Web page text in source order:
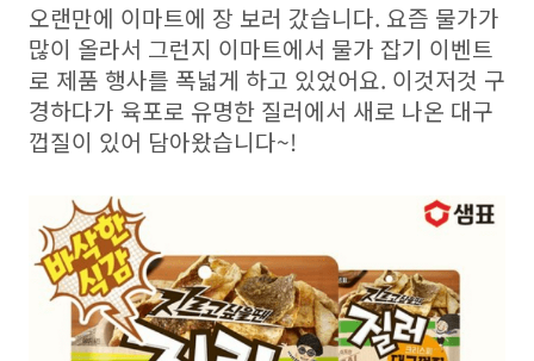
오랜만에 이마트에 장 보러 갔습니다. 요즘 물가가
많이 올라서 그런지 이마트에서 물가 잡기 이벤트
로 제품 행사를 폭넓게 하고 있었어요. 이것저것 구
경하다가 육포로 유명한 질러에서 새로 나온 대구
껍질이 있어 담아왔습니다~!